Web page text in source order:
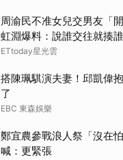
周渝民不准女兒交男友「
虹淵爆料：說誰交往就揍誰
ETtoday星光雲
搭陳珮騏演夫妻！邱凱偉
了
EBC 東森娛樂
鄭宜農參戰浪人祭「沒在
喊：更緊張